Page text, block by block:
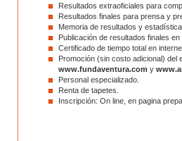
Resultados extraoficiales para
Resultados finales para prensa y
Memoria de resultados y
Publicación de resultados finales en
Certificado de tiempo total en
Promoción (sin costo adicional) del
www.fundaventura.com y
Personal especializado.
Renta de tapetes.
Inscripción: On line, en pagina